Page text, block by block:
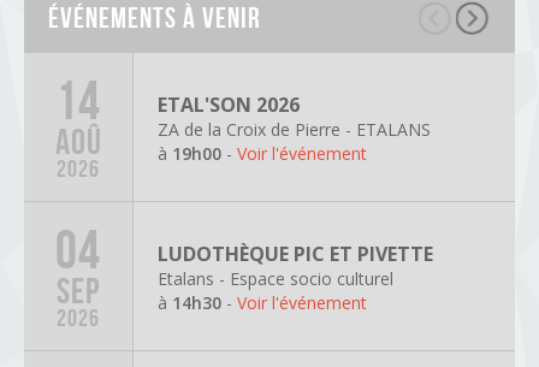
Événements à venir
14
AOÛ
2026
ETAL'SON 2026
ZA de la Croix de Pierre - ETALANS
à 19h00 - Voir l'événement
04
SEP
2026
LUDOTHÈQUE PIC ET PIVETTE
Etalans - Espace socio culturel
à 14h30 - Voir l'événement